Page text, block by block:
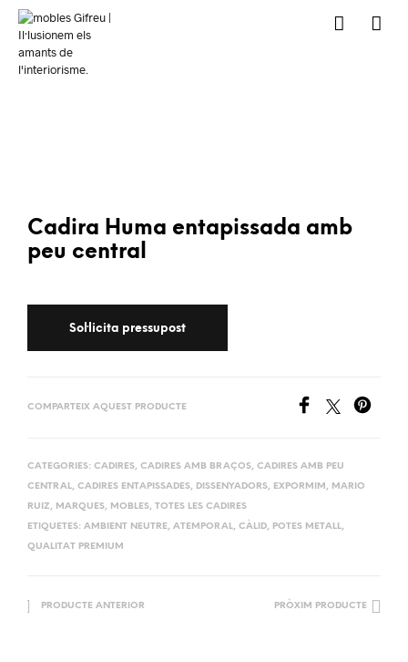
Cadira Huma entapissada amb
peu central
COMPARTEIX AQUEST PRODUCTE
CATEGORIES: CADIRES, CADIRES AMB BRAÇOS, CADIRES AMB PEU
CENTRAL, CADIRES ENTAPISSADES, DISSENYADORS, EXPORMIM , MARIO
RUIZ, MARQUES, MOBLES, TOTES LES CADIRES
ETIQUETES: AMBIENT NEUTRE, ATEMPORAL, CÀLID, POTES METALL,
QUALITAT PREMIUM
PRODUCTE ANTERIOR PRÒXIM PRODUCTE